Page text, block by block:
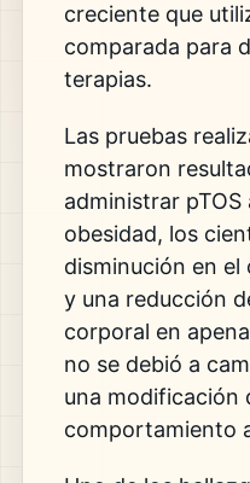
creciente que
comparada para
terapias.
Las pruebas
mostraron
administrar
obesidad, los
disminución en
y una reducción
corporal en
no se debió a
una modificación
comportamiento